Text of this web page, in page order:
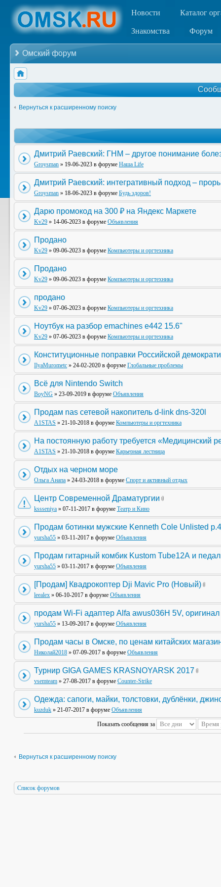
Новости Каталог
Знакомства Форум
Омский форум
Вернуться к расширенному поиску
Дмитрий Раевский: ГНМ – другое понимание
Groysman » 19-06-2023 в форуме Наша Life
Дмитрий Раевский: интегративный подход –
Groysman » 18-06-2023 в форуме Будь здоров!
Дарю промокод на 300 ₽ на Яндекс Маркете
Kv29 » 14-06-2023 в форуме Объявления
Продано
Kv29 » 09-06-2023 в форуме Компьютеры и оргтехника
Продано
Kv29 » 09-06-2023 в форуме Компьютеры и оргтехника
продано
Kv29 » 07-06-2023 в форуме Компьютеры и оргтехника
Ноутбук на разбор emachines e442 15.6"
Kv29 » 07-06-2023 в форуме Компьютеры и оргтехника
Конституционные поправки Российской
IlyaMurometc » 24-02-2020 в форуме Глобальные проблемы
Всё для Nintendo Switch
BoyNG » 23-09-2019 в форуме Объявления
Продам nas сетевой накопитель d-link dns-320l
A1STAS » 21-10-2018 в форуме Компьютеры и оргтехника
На постоянную работу требуется «Медицинский
A1STAS » 21-10-2018 в форуме Карьерная лестница
Отдых на черном море
Ольга Анапа » 24-03-2018 в форуме Спорт и активный отдых
Центр Современной Драматургии
kssseniya » 07-11-2017 в форуме Театр и Кино
Продам ботинки мужские Kenneth Cole Unlisted
yursha55 » 03-11-2017 в форуме Объявления
Продам гитарный комбик Kustom Tube12А и
yursha55 » 03-11-2017 в форуме Объявления
[Продам] Квадрокоптер Dji Mavic Pro (Новый)
leealex » 06-10-2017 в форуме Объявления
продам Wi-Fi адаптер Alfa awus036H 5V, оригинал
yursha55 » 13-09-2017 в форуме Объявления
Продам часы в Омске, по ценам китайских
Николай2018 » 07-09-2017 в форуме Объявления
Турнир GIGA GAMES KRASNOYARSK 2017
vsemteam » 27-08-2017 в форуме Counter-Strike
Одежда: сапоги, майки, толстовки, дублёнки,
kuzduk » 21-07-2017 в форуме Объявления
Показать сообщения за
Вернуться к расширенному поиску
Список форумов